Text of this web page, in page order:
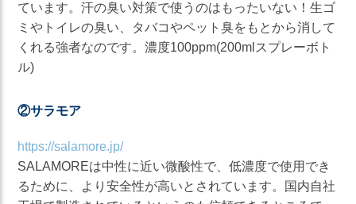
ています。汗の臭い対策で使うのはもったいない！生ゴ
ミやトイレの臭い、タバコやペット臭をもとから消して
くれる強者なのです。濃度100ppm(200mlスプレーボト
ル)
②サラモア
https://salamore.jp/
SALAMOREは中性に近い微酸性で、低濃度で使用でき
るために、より安全性が高いとされています。国内自社